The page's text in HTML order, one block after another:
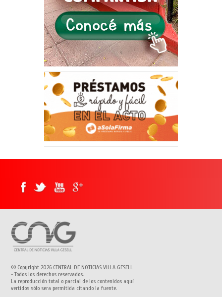
® Copyright 2026 CENTRAL DE NOTICIAS VILLA GESELL
- Todos los derechos reservados.
La reproducción total o parcial de los contenidos aquí
vertidos sólo sera permitida citando la fuente.